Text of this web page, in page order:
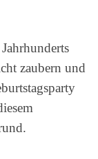
zaubern und